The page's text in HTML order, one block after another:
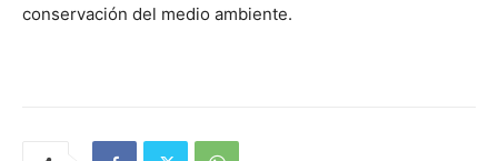
conservación del medio ambiente.